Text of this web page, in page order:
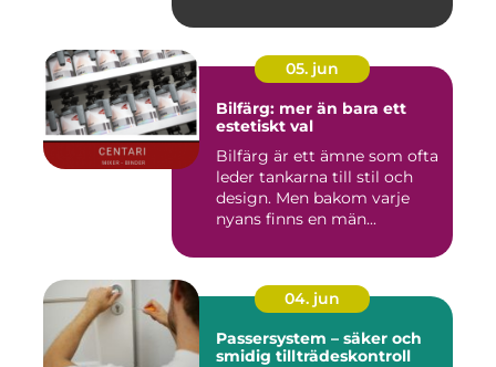
05. jun
Bilfärg: mer än bara ett
estetiskt val
Bilfärg är ett ämne som ofta
leder tankarna till stil och
design. Men bakom varje
nyans finns en män...
04. jun
Passersystem – säker och
smidig tillträdeskontroll